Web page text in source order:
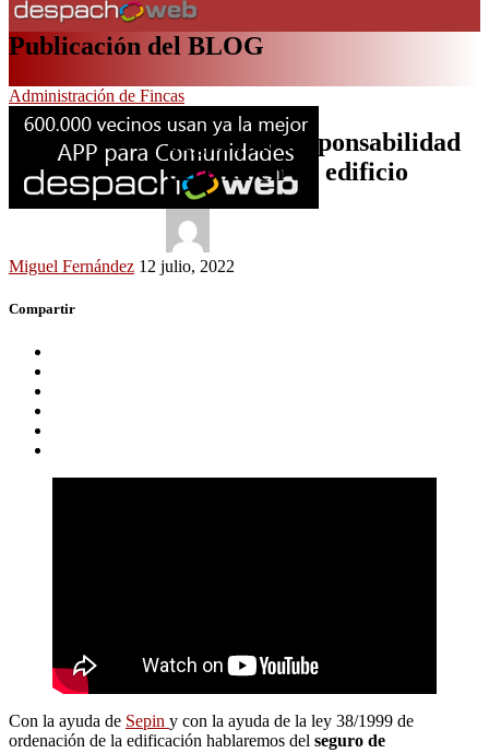
Publicación del BLOG
Administración de Fincas
Seguro de responsabilidad
decenal en un edificio
Miguel Fernández 12 julio, 2022
Compartir
Con la ayuda de Sepin y con la ayuda de la ley 38/1999 de
ordenación de la edificación hablaremos del seguro de